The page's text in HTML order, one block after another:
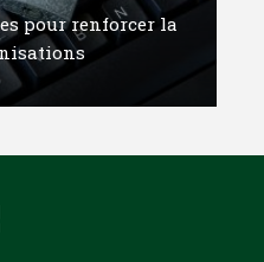
pour renforcer la